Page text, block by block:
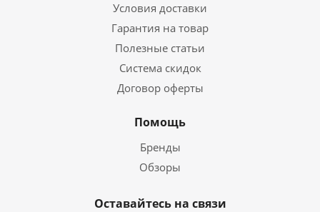
Условия доставки
Гарантия на товар
Полезные статьи
Система скидок
Договор оферты
Помощь
Бренды
Обзоры
Оставайтесь на связи